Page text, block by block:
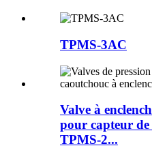
TPMS-3AC
Valve à
pour capteur de
TPMS-2...